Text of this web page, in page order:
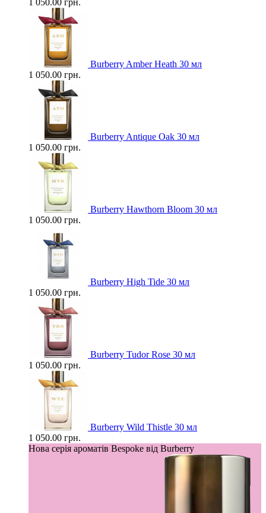
1 050.00 грн.
Burberry Amber Heath 30 мл
1 050.00 грн.
Burberry Antique Oak 30 мл
1 050.00 грн.
Burberry Hawthorn Bloom 30 мл
1 050.00 грн.
Burberry High Tide 30 мл
1 050.00 грн.
Burberry Tudor Rose 30 мл
1 050.00 грн.
Burberry Wild Thistle 30 мл
1 050.00 грн.
Нова серія ароматів Bespoke від Burberry